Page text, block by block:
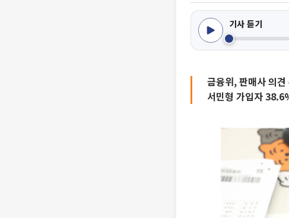
기사 듣기
금융위, 판매사 의
서민형 가입자